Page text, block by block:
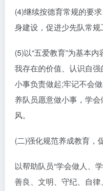
(4)继续按德育常规的要
身建设，促进少先队常规
(5)以“五爱教育”为基本
我存在的价值、认识自
小事负责做起;牢记不会
养队员愿意做小事，学
风。
(二)强化规范养成教育，
以帮助队员“学会做人、
善良、文明、守纪、自律